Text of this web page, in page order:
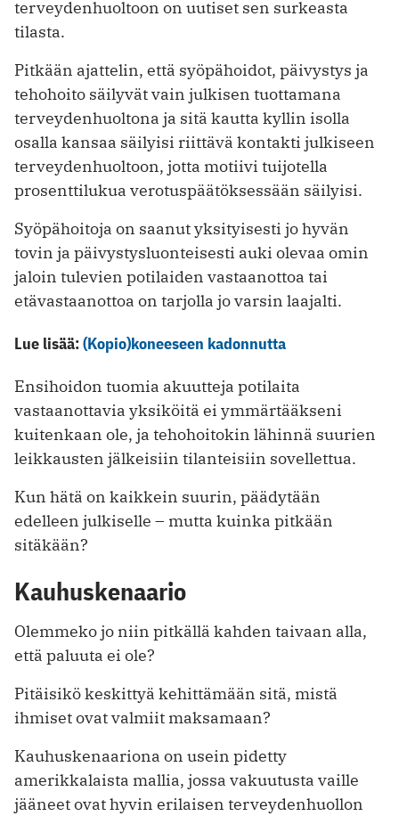
terveydenhuoltoon on uutiset sen surkeasta
tilasta.
Pitkään ajattelin, että syöpähoidot, päivystys ja
tehohoito säilyvät vain julkisen tuottamana
terveydenhuoltona ja sitä kautta kyllin isolla
osalla kansaa säilyisi riittävä kontakti julkiseen
terveydenhuoltoon, jotta motiivi tuijotella
prosenttilukua verotuspäätöksessään säilyisi.
Syöpähoitoja on saanut yksityisesti jo hyvän
tovin ja päivystysluonteisesti auki olevaa omin
jaloin tulevien potilaiden vastaanottoa tai
etävastaanottoa on tarjolla jo varsin laajalti.
Lue lisää:(Kopio)koneeseen kadonnutta
Ensihoidon tuomia akuutteja potilaita
vastaanottavia yksiköitä ei ymmärtääkseni
kuitenkaan ole, ja tehohoitokin lähinnä suurien
leikkausten jälkeisiin tilanteisiin sovellettua.
Kun hätä on kaikkein suurin, päädytään
edelleen julkiselle – mutta kuinka pitkään
sitäkään?
Kauhuskenaario
Olemmeko jo niin pitkällä kahden taivaan alla,
että paluuta ei ole?
Pitäisikö keskittyä kehittämään sitä, mistä
ihmiset ovat valmiit maksamaan?
Kauhuskenaariona on usein pidetty
amerikkalaista mallia, jossa vakuutusta vaille
jääneet ovat hyvin erilaisen terveydenhuollon